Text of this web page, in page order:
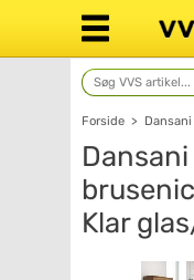
Forside > Dansani
Klar